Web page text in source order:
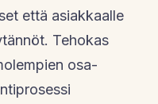
että asiakkaalle
Tehokas
osa-